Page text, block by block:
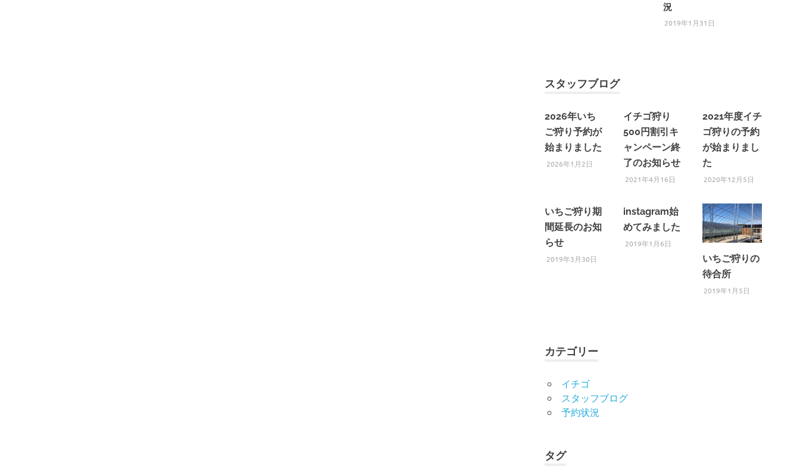
況
2019年1月31日
スタッフブログ
2026年いち
ご狩り予約が
始まりました
2026年1月2日
イチゴ狩り
500円割引キ
ャンペーン終
了のお知らせ
2021年4月16日
2021年度イチ
ゴ狩りの予約
が始まりまし
た
2020年12月5日
いちご狩り期
間延長のお知
らせ
2019年3月30日
instagram始
めてみました
2019年1月6日
いちご狩りの
待合所
2019年1月5日
カテゴリー
イチゴ
スタッフブログ
予約状況
タグ